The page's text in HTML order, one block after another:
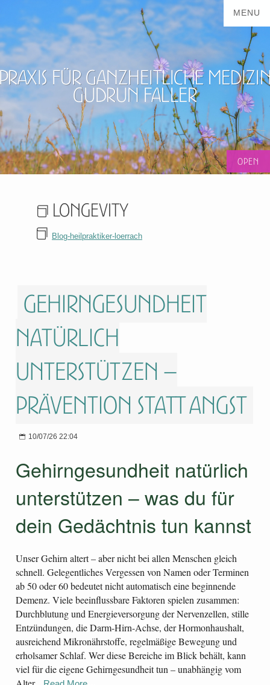
für ganzheitliche
Gudrun Faller
Longevity
Blog-heilpraktiker-loerrach
Gehirngesundheit
natürlich
unterstützen –
Prävention statt Angst
10/07/26 22:04
Gehirngesundheit natürlich
unterstützen – was du für
dein Gedächtnis tun kannst
Unser Gehirn altert – aber nicht bei allen Menschen gleich
schnell. Gelegentliches Vergessen von Namen oder Terminen
ab 50 oder 60 bedeutet nicht automatisch eine beginnende
Demenz. Viele beeinflussbare Faktoren spielen zusammen:
Durchblutung und Energieversorgung der Nervenzellen, stille
Entzündungen, die Darm-Hirn-Achse, der Hormonhaushalt,
ausreichend Mikronährstoffe, regelmäßige Bewegung und
erholsamer Schlaf. Wer diese Bereiche im Blick behält, kann
viel für die eigene Gehirngesundheit tun – unabhängig vom